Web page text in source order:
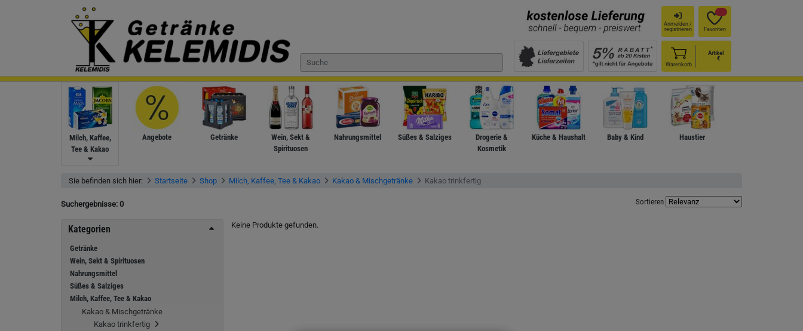
Anmelden /
registrieren
Favoriten
Warenkorb
Artikel
€
Milch, Kaffee,
Tee & Kakao
Angebote Getränke
Wein, Sekt &
Spirituosen
Nahrungsmittel Süßes & Salziges
Drogerie &
Kosmetik
Küche & Haushalt Baby & Kind Haustier
Sie befinden sich hier: Startseite Shop Milch, Kaffee, Tee & Kakao Kakao & Mischgetränke Kakao trinkfertig
Suchergebnisse: 0 Sortieren
Kategorien
Getränke
Wein, Sekt & Spirituosen
Nahrungsmittel
Süßes & Salziges
Milch, Kaffee, Tee & Kakao
Kakao & Mischgetränke
Kakao trinkfertig
Keine Produkte gefunden.